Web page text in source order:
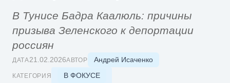
В Тунисе Бадра Каалюль: причины
призыва Зеленского к депортации
россиян
ДАТА21.02.2026АВТОР Андрей Исаченко
КАТЕГОРИЯ В ФОКУСЕ